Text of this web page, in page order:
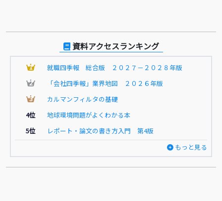
資料アクセスランキング
1
就職四季報 総合版 ２０２７－２０２８年版
2
「会社四季報」業界地図 ２０２６年版
3
カルマンフィルタの基礎
4位
地球環境問題がよくわかる本
5位
レポート・論文の書き方入門 第4版
もっと見る